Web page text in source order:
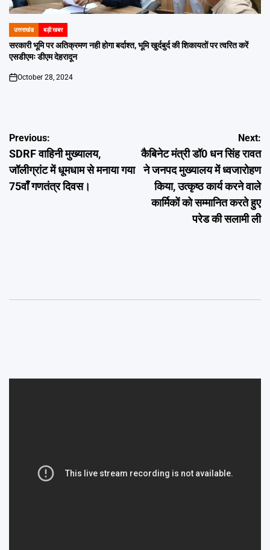
POSTED
IN
उत्तराखंड बड़ी खबर
सरकारी भूमि पर अतिक्रमण नही होगा बर्दाश्त, भूमि खुर्दबुर्द की शिकायतों पर त्वरित करें
एसडीएमः डीएम देहरादून
on
October 28, 2024
Post
navigation
Previous:
SDRF वाहिनी मुख्यालय,
जॉलीग्रांट में धूमधाम से मनाया गया
75वाँ गणतंत्र दिवस।
Next:
कैबिनेट मंत्री डॉ0 धन सिंह रावत
ने जनपद मुख्यालय में ध्वजारोहण
किया, उत्कृष्ठ कार्य करने वाले
कार्मिकों को सम्मानित करते हुए
परेड की सलामी ली